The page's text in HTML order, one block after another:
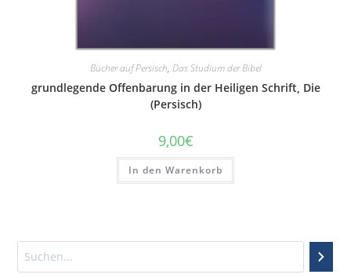
Bücher auf Persisch, Das Studium der Bibel
grundlegende Offenbarung in der Heiligen Schrift, Die
(Persisch)
9,00€
In den Warenkorb